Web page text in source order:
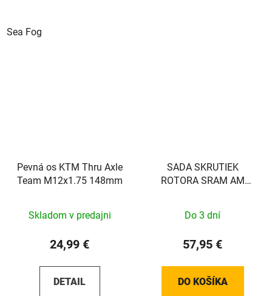
Sea Fog
Pevná os KTM Thru Axle
Team M12x1.75 148mm
Skladom v predajni
24,99 €
DETAIL
SADA SKRUTIEK
ROTORA SRAM AM
Do 3 dní
57,95 €
DO KOŠÍKA